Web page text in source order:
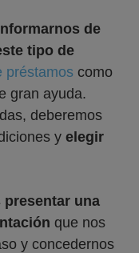
de
tipo de
préstamos como
gran ayuda.
deberemos
y elegir
presentar una
que nos
y concedernos